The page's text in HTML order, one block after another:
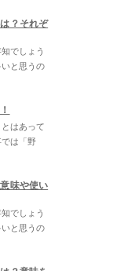
？それぞ
でしょう
と思うの
はあって
は「野
味や使い
でしょう
と思うの